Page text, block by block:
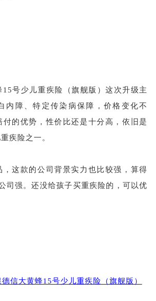
15号少儿重疾险（旗舰版）这次升级主
内障、特定传染病保障，价格变化不
付的优势，性价比还是十分高，依旧是
疾险之一。
，这款的公司背景实力也比较强，算得
司强。还没给孩子买重疾险的，可以优
信大黄蜂15号少儿重疾险（旗舰版）